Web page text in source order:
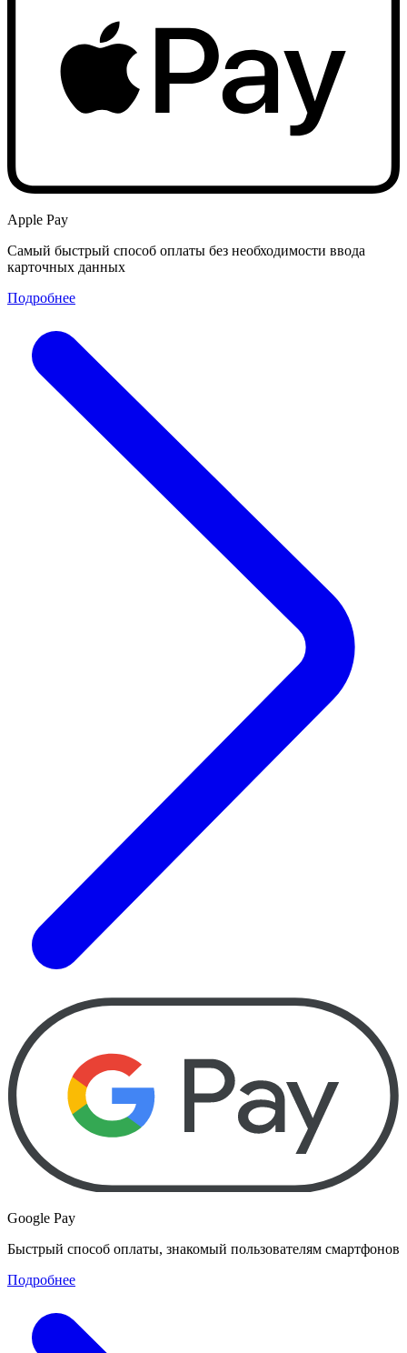
Apple Pay
Самый быстрый способ оплаты без необходимости ввода
карточных данных
Подробнее
Google Pay
Быстрый способ оплаты, знакомый пользователям смартфонов
Подробнее